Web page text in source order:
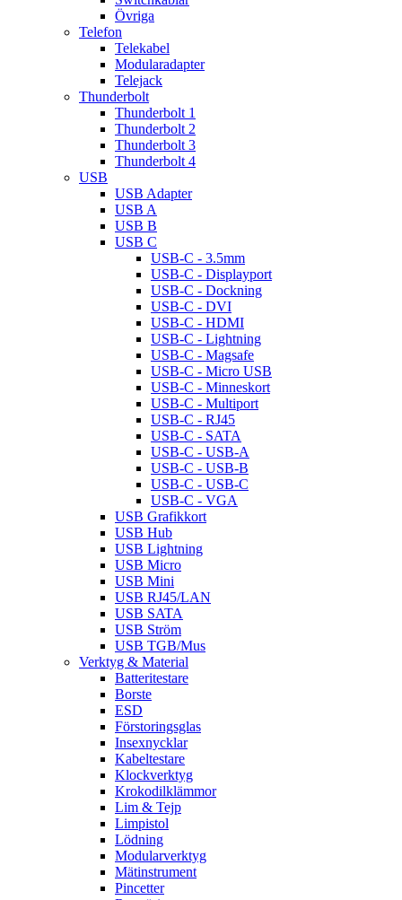
Övriga
Telefon
Telekabel
Modularadapter
Telejack
Thunderbolt
Thunderbolt 1
Thunderbolt 2
Thunderbolt 3
Thunderbolt 4
USB
USB Adapter
USB A
USB B
USB C
USB-C - 3.5mm
USB-C - Displayport
USB-C - Dockning
USB-C - DVI
USB-C - HDMI
USB-C - Lightning
USB-C - Magsafe
USB-C - Micro USB
USB-C - Minneskort
USB-C - Multiport
USB-C - RJ45
USB-C - SATA
USB-C - USB-A
USB-C - USB-B
USB-C - USB-C
USB-C - VGA
USB Grafikkort
USB Hub
USB Lightning
USB Micro
USB Mini
USB RJ45/LAN
USB SATA
USB Ström
USB TGB/Mus
Verktyg & Material
Batteritestare
Borste
ESD
Förstoringsglas
Insexnycklar
Kabeltestare
Klockverktyg
Krokodilklämmor
Lim & Tejp
Limpistol
Lödning
Modularverktyg
Mätinstrument
Pincetter